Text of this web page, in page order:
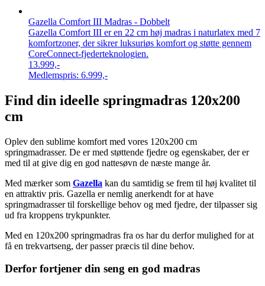
Gazella Comfort III Madras - Dobbelt
Gazella Comfort III er en 22 cm høj madras i naturlatex med 7
komfortzoner, der sikrer luksuriøs komfort og støtte gennem
CoreConnect-fjederteknologien.
13.999,-
Medlemspris: 6.999,-
Find din ideelle springmadras 120x200
cm
Oplev den sublime komfort med vores 120x200 cm
springmadrasser. De er med støttende fjedre og egenskaber, der er
med til at give dig en god nattesøvn de næste mange år.
Med mærker som Gazella kan du samtidig se frem til høj kvalitet til
en attraktiv pris. Gazella er nemlig anerkendt for at have
springmadrasser til forskellige behov og med fjedre, der tilpasser sig
ud fra kroppens trykpunkter.
Med en 120x200 springmadras fra os har du derfor mulighed for at
få en trekvartseng, der passer præcis til dine behov.
Derfor fortjener din seng en god madras